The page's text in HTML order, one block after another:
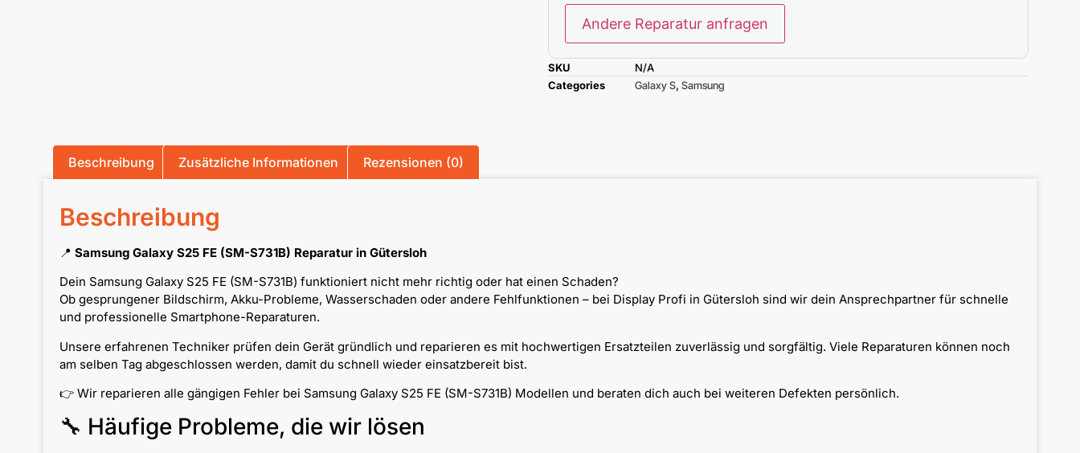
Andere Reparatur anfragen
SKU
N/A
Categories
Galaxy S, Samsung
Beschreibung Zusätzliche Informationen Rezensionen (0)
Beschreibung
📍 Samsung Galaxy S25 FE (SM-S731B) Reparatur in Gütersloh
Dein Samsung Galaxy S25 FE (SM-S731B) funktioniert nicht mehr richtig oder hat einen Schaden?
Ob gesprungener Bildschirm, Akku-Probleme, Wasserschaden oder andere Fehlfunktionen – bei Display Profi in Gütersloh sind wir dein Ansprechpartner für schnelle
und professionelle Smartphone-Reparaturen.
Unsere erfahrenen Techniker prüfen dein Gerät gründlich und reparieren es mit hochwertigen Ersatzteilen zuverlässig und sorgfältig. Viele Reparaturen können noch
am selben Tag abgeschlossen werden, damit du schnell wieder einsatzbereit bist.
👉 Wir reparieren alle gängigen Fehler bei Samsung Galaxy S25 FE (SM-S731B) Modellen und beraten dich auch bei weiteren Defekten persönlich.
🔧 Häufige Probleme, die wir lösen